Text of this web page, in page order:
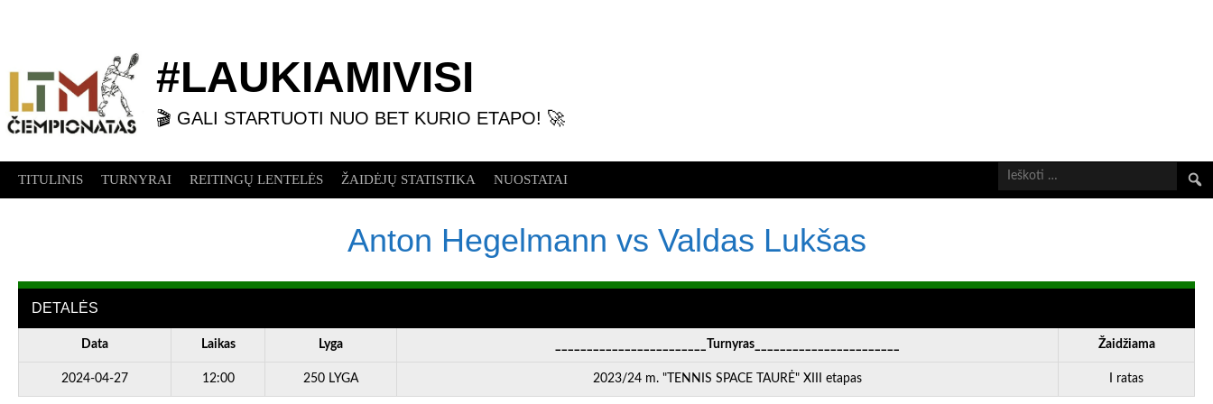
#LAUKIAMIVISI
🎬 GALI STARTUOTI NUO BET KURIO ETAPO! 🚀
TITULINIS TURNYRAI REITINGŲ LENTELĖS ŽAIDĖJŲ STATISTIKA NUOSTATAI
Anton Hegelmann vs Valdas Lukšas
DETALĖS
Data Laikas Lyga ________________________Turnyras_______________________ Žaidžiama
2024-04-27 12:00 250 LYGA 2023/24 m. "TENNIS SPACE TAURĖ" XIII etapas I ratas